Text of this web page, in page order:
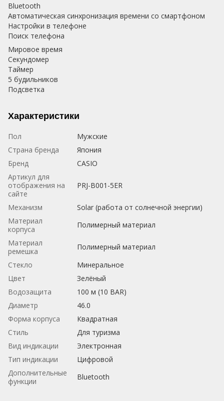
Bluetooth
Автоматическая синхронизация времени со смартфоном
Настройки в телефоне
Поиск телефона
Мировое время
Секундомер
Таймер
5 будильников
Подсветка
Характеристики
Пол
Мужские
Страна бренда
Япония
Бренд
CASIO
Артикул для
отображения на
сайте
PRJ-B001-5ER
Механизм
Solar (работа от солнечной энергии)
Материал
корпуса
Полимерный материал
Материал
ремешка
Полимерный материал
Стекло
Минеральное
Цвет
Зелёный
Водозащита
100 м (10 BAR)
Диаметр
46.0
Форма корпуса
Квадратная
Стиль
Для туризма
Вид индикации
Электронная
Тип индикации
Цифровой
Дополнительные
функции
Bluetooth